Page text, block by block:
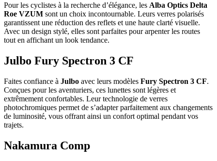
Pour les cyclistes à la recherche d’élégance, les Alba Optics Delta
Roe VZUM sont un choix incontournable. Leurs verres polarisés
garantissent une réduction des reflets et une haute clarté visuelle.
Avec un design stylé, elles sont parfaites pour arpenter les routes
tout en affichant un look tendance.
Julbo Fury Spectron 3 CF
Faites confiance à Julbo avec leurs modèles Fury Spectron 3 CF.
Conçues pour les aventuriers, ces lunettes sont légères et
extrêmement confortables. Leur technologie de verres
photochromiques permet de s’adapter parfaitement aux changements
de luminosité, vous offrant ainsi un confort optimal pendant vos
trajets.
Nakamura Comp